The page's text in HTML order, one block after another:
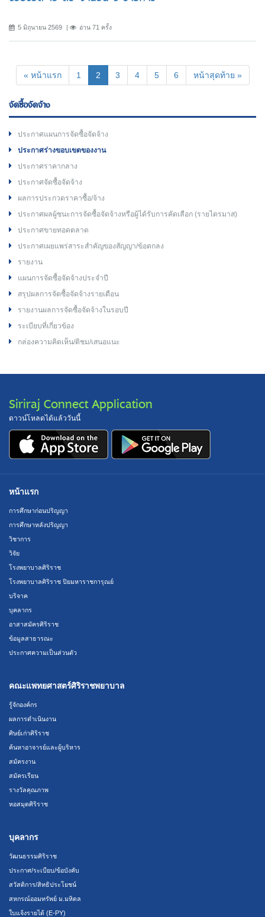
5 มิถุนายน 2569 อ่าน 71 ครั้ง
« หน้าแรก 1 2(current)
3 4 5 6 หน้าสุดท้าย »
จัดซื้อจัดจ้าง
ประกาศแผนการจัดซื้อจัดจ้าง
ประกาศร่างขอบเขตของงาน
ประกาศราคากลาง
ประกาศจัดซื้อจัดจ้าง
ผลการประกวดราคาซื้อ/จ้าง
ประกาศผลผู้ชนะการจัดซื้อจัดจ้างหรือผู้ได้รับการคัดเลือก (รายไตรมาส)
ประกาศขายทอดตลาด
ประกาศเผยแพร่สาระสำคัญของสัญญา/ข้อตกลง
รายงาน
แผนการจัดซื้อจัดจ้างประจำปี
สรุปผลการจัดซื้อจัดจ้างรายเดือน
รายงานผลการจัดซื้อจัดจ้างในรอบปี
ระเบียบที่เกี่ยวข้อง
กล่องความคิดเห็น/ติชม/เสนอแนะ
Siriraj Connect Application
ดาวน์โหลดได้แล้ววันนี้
หน้าแรก
การศึกษาก่อนปริญญา
การศึกษาหลังปริญญา
วิชาการ
วิจัย
โรงพยาบาลศิริราช
โรงพยาบาลศิริราช ปิยมหาราชการุณย์
บริจาค
บุคลากร
อาสาสมัครศิริราช
ข้อมูลสาธารณะ
ประกาศความเป็นส่วนตัว
คณะแพทยศาสตร์ศิริราชพยาบาล
รู้จักองค์กร
ผลการดำเนินงาน
ศิษย์เก่าศิริราช
ค้นหาอาจารย์และผู้บริหาร
สมัครงาน
สมัครเรียน
รางวัลคุณภาพ
หอสมุดศิริราช
บุคลากร
วัฒนธรรมศิริราช
ประกาศ/ระเบียบ/ข้อบังคับ
สวัสดิการ/สิทธิประโยชน์
สหกรณ์ออมทรัพย์ ม.มหิดล
ใบแจ้งรายได้ (E-PY)